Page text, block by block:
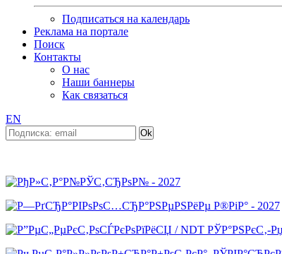
Подписаться на календарь
Реклама на портале
Поиск
Контакты
О нас
Наши баннеры
Как связаться
EN